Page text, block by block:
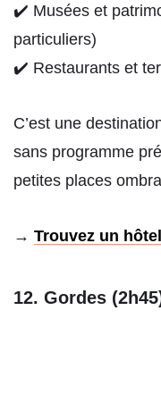
✔️ Musées et
particuliers)
✔️ Restaurants et
C’est une
sans programme
petites places
→ Trouvez un
12. Gordes